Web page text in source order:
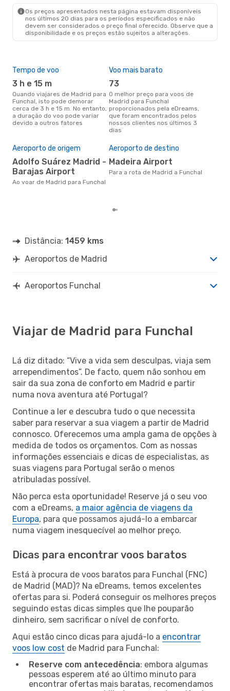
Os preços apresentados nesta página estavam disponíveis
nos últimos 20 dias para os períodos especificados e não
devem ser considerados o preço final oferecido. Observe que a
disponibilidade e os preços estão sujeitos a alterações.
Tempo de voo
3 h e 15 m
Quando viajares de Madrid para
Funchal, isto pode demorar
cerca de 3 h e 15 m. No entanto,
a duração do voo pode variar
devido a outros fatores
Voo mais barato
73
O melhor preço para voos de
Madrid para Funchal
proporcionados pela eDreams,
que foram encontrados pelos
nossos clientes nos últimos 3
dias
Aeroporto de origem
Adolfo Suárez Madrid -
Barajas Airport
Ao voar de Madrid para Funchal
Aeroporto de destino
Madeira Airport
Para a rota de Madrid a Funchal
Distância: 1459 kms
Aeroportos de Madrid
Aeroportos Funchal
Viajar de Madrid para Funchal
Lá diz ditado: “Vive a vida sem desculpas, viaja sem
arrependimentos”. De facto, quem não sonhou em
sair da sua zona de conforto em Madrid e partir
numa nova aventura até Portugal?
Continue a ler e descubra tudo o que necessita
saber para reservar a sua viagem a partir de Madrid
connosco. Oferecemos uma ampla gama de opções à
medida de todos os orçamentos. Com as nossas
informações essenciais e dicas de especialistas, as
suas viagens para Portugal serão o menos
atribuladas possível.
Não perca esta oportunidade! Reserve já o seu voo
com a eDreams, a maior agência de viagens da
Europa, para que possamos ajudá-lo a embarcar
numa viagem inesquecível ao melhor preço.
Dicas para encontrar voos baratos
Está à procura de voos baratos para Funchal (FNC)
de Madrid (MAD)? Na eDreams, temos excelentes
ofertas para si. Poderá conseguir os melhores preços
seguindo estas dicas simples que lhe pouparão
dinheiro, sem sacrificar o nível de conforto.
Aqui estão cinco dicas para ajudá-lo a encontrar
voos low cost de Madrid para Funchal:
Reserve com antecedência: embora algumas
pessoas esperem até ao último minuto para
encontrar ofertas mais baratas, recomendamos